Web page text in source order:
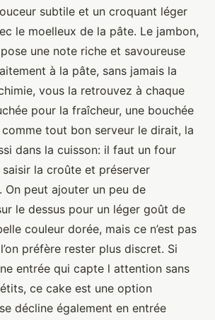
subtile et un croquant léger
le moelleux de la pâte. Le jambon,
une note riche et savoureuse
à la pâte, sans jamais la
vous la retrouvez à chaque
pour la fraîcheur, une bouchée
tout bon serveur le dirait, la
dans la cuisson: il faut un four
la croûte et préserver
On peut ajouter un peu de
le dessus pour un léger goût de
couleur dorée, mais ce n’est pas
préfère rester plus discret. Si
entrée qui capte l attention sans
ce cake est une option
décline également en entrée